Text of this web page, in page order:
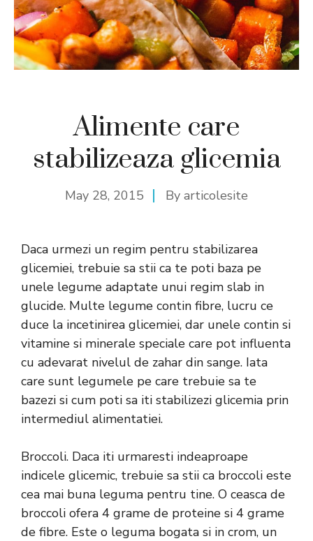
Alimente care
stabilizeaza glicemia
May 28, 2015 By articolesite
Daca urmezi un regim pentru stabilizarea
glicemiei, trebuie sa stii ca te poti baza pe
unele legume adaptate unui regim slab in
glucide. Multe legume contin fibre, lucru ce
duce la incetinirea glicemiei, dar unele contin si
vitamine si minerale speciale care pot influenta
cu adevarat nivelul de zahar din sange. Iata
care sunt legumele pe care trebuie sa te
bazezi si cum poti sa iti stabilizezi glicemia prin
intermediul alimentatiei.
Broccoli. Daca iti urmaresti indeaproape
indicele glicemic, trebuie sa stii ca broccoli este
cea mai buna leguma pentru tine. O ceasca de
broccoli ofera 4 grame de proteine si 4 grame
de fibre. Este o leguma bogata si in crom, un